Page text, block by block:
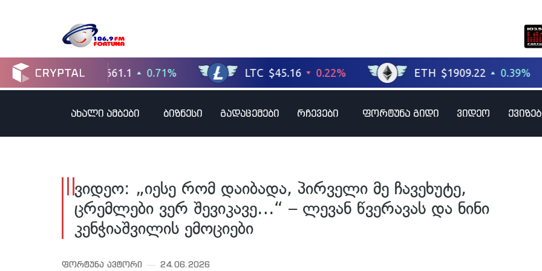
ახალი ამბები ბიზნესი გადაცემები რჩევები ფორტუნა გიდი ვიდეო
ვიდეო: „იესე რომ დაიბადა, პირველი მე ჩავეხუტე,
ცრემლები ვერ შევიკავე…“ – ლევან წვერავას და ნინი
კენჭიაშვილის ემოციები
ფორტუნა ავტორი 24.06.2026